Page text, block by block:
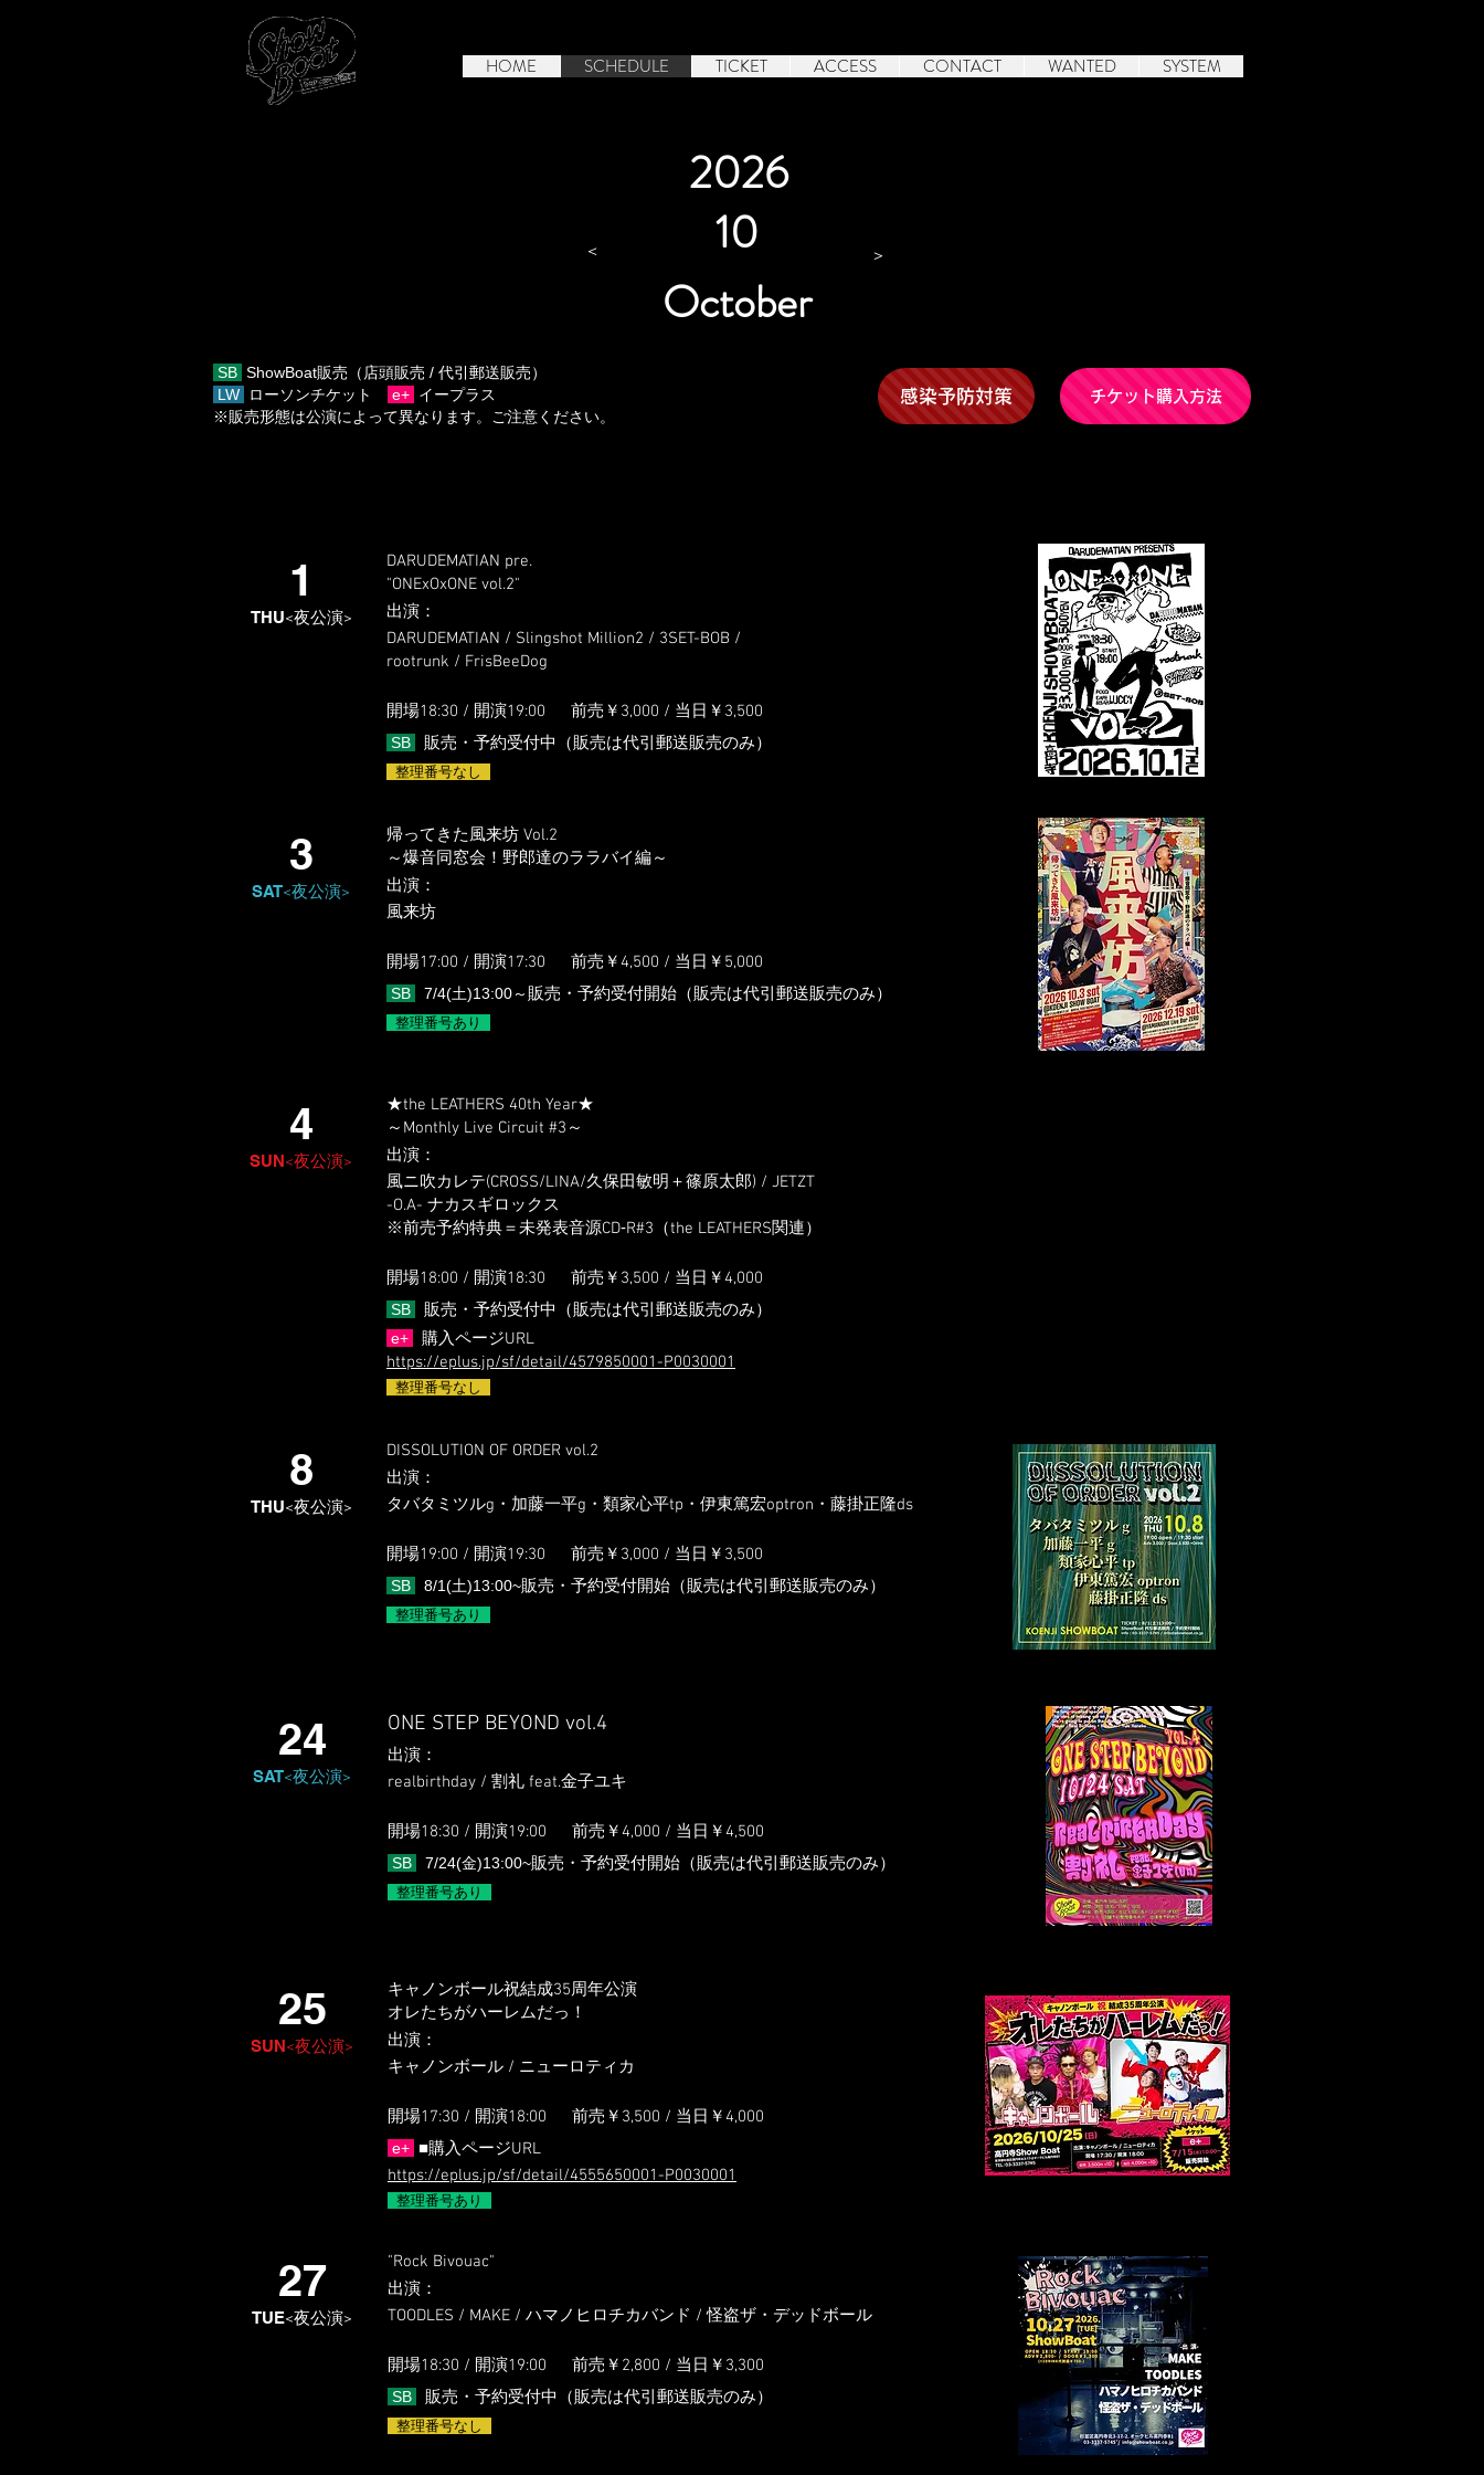
HOME SCHEDULE TICKET ACCESS CONTACT WANTED SYSTEM
＜
10
October
＞
2026
SB ShowBoat販売（店頭販売 / 代引郵送販売）
LW
ローソンチケット e+ イープラス
※販売形態は公演によって異なります。ご注意ください。
感染予防対策 チケット購入方法
1
THU<夜公演>
DARUDEMATIAN pre.
"ONExOxONE vol.2"
出演 ​：
DARUDEMATIAN / Slingshot Million2 / 3SET-BOB /
rootrunk / FrisBeeDog
開場18:30 / 開演19:00 前売￥3,000 / 当日 ￥3,500
SB 販売・予約受付中（販売は代引郵送販売のみ）
整理番号なし
3
SAT<夜公演>
帰ってきた風来坊 Vol.2
～爆音同窓会！野郎達のララバイ編～
出演 ​：
風来坊
開場17:00 / 開演17:30 前売￥4,500 / 当日 ￥5,000
SB 7/4(土)13:00～販売・予約受付開始（販売は代引郵送販売のみ）
整理番号あり
4
SUN<夜公演>
★the LEATHERS 40th Year★
～Monthly Live Circuit #3～
出演 ​：
風ニ吹カレテ(CROSS/LINA/久保田敏明＋篠原太郎) / JETZT
-O.A- ナカスギロックス
※前売予約特典＝未発表音源CD‐R#3（the LEATHERS関連）
開場18:00 / 開演18:30 前売￥3,500 / 当日 ￥4,000
SB 販売・予約受付中（販売は代引郵送販売のみ）
e+
購入ページURL
https://eplus.jp/sf/detail/4579850001-P0030001
整理番号なし
8
THU<夜公演>
DISSOLUTION OF ORDER vol.2
出演 ​：
タバタミツルg・加藤一平g・類家心平tp・伊東篤宏optron・藤掛正隆ds
開場19:00 / 開演19:30 前売￥3,000 / 当日 ￥3,500
SB 8/1(土)13:00~販売・予約受付開始（販売は代引郵送販売のみ）
整理番号あり
24
SAT<夜公演>
ONE STEP BEYOND vol.4
出演 ​：
realbirthday / 割礼 feat.金子ユキ
開場18:30 / 開演19:00 前売￥4,000 / 当日 ￥4,500
SB 7/24(金)13:00~販売・予約受付開始（販売は代引郵送販売のみ）
整理番号あり
25
SUN<夜公演>
キャノンボール祝結成35周年公演
オレたちがハーレムだっ！
出演 ​：
キャノンボール / ニューロティカ
開場17:30 / 開演18:00 前売￥3,500 / 当日 ￥4,000
e+ ■購入ページURL
https://eplus.jp/sf/detail/4555650001-P0030001
整理番号あり
27
TUE<夜公演>
"Rock Bivouac"
出演 ​：
TOODLES / MAKE / ハマノヒロチカバンド / 怪盗ザ・デッドボール
開場18:30 / 開演19:00 前売￥2,800 / 当日 ￥3,300
SB 販売・予約受付中（販売は代引郵送販売のみ）
整理番号なし